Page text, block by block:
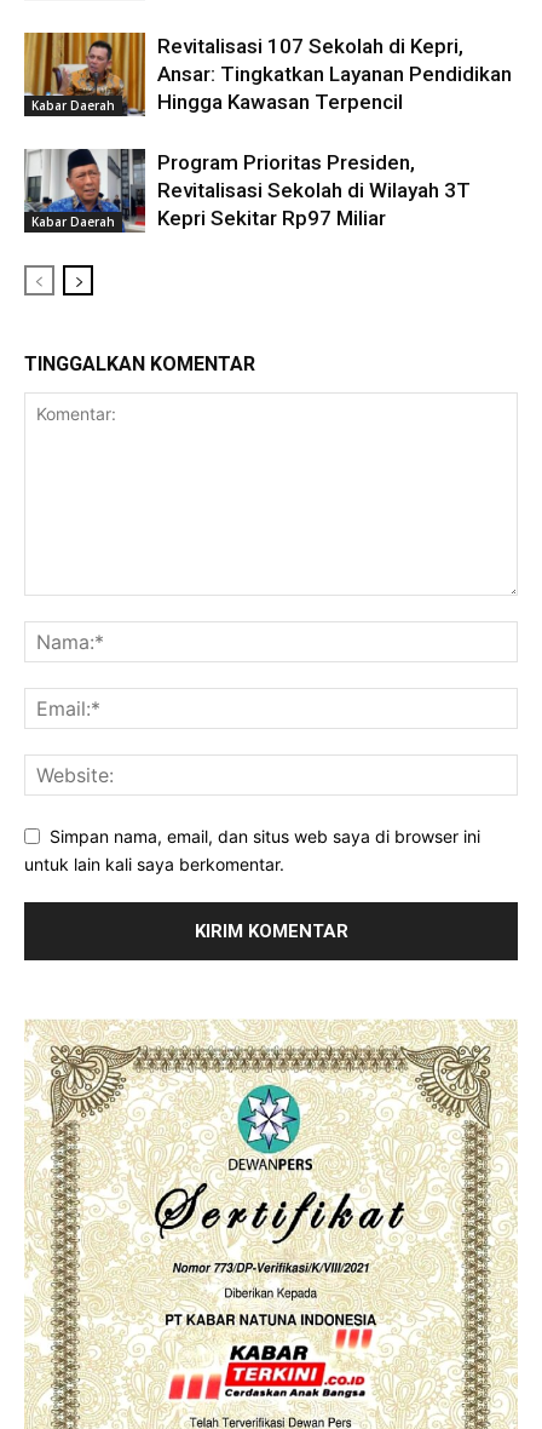
Kabar Daerah
Revitalisasi 107 Sekolah di Kepri,
Ansar: Tingkatkan Layanan Pendidikan
Hingga Kawasan Terpencil
Kabar Daerah
Program Prioritas Presiden,
Revitalisasi Sekolah di Wilayah 3T
Kepri Sekitar Rp97 Miliar
TINGGALKAN KOMENTAR
Simpan nama, email, dan situs web saya di browser ini
untuk lain kali saya berkomentar.